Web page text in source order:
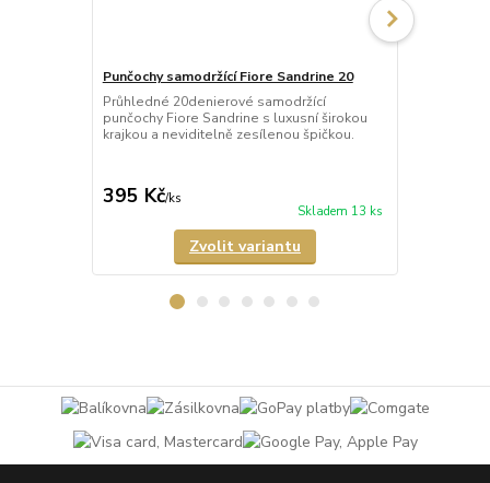
Punčochy samodržící Fiore Sandrine 20
Průhledné 20denierové samodržící
punčochy Fiore Sandrine s luxusní širokou
krajkou a neviditelně zesílenou špičkou.
395 Kč/ks
Skladem 13 ks
Zvolit variantu